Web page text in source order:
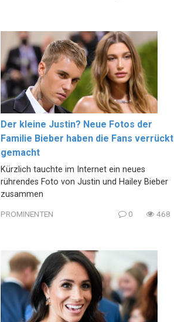
Der kleine Justin? Neue Fotos der
Familie Bieber haben die Fans verrückt
gemacht
Kürzlich tauchte im Internet ein neues
rührendes Foto von Justin und Hailey Bieber
zusammen
PROMINENTEN 0 468